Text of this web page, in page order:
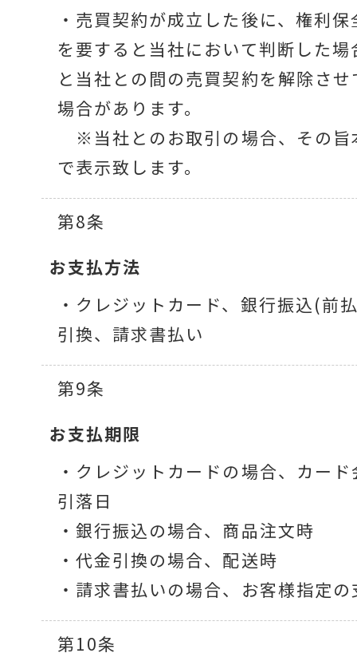
・売買契約が成立した後に、権利
を要すると当社において判断した
と当社との間の売買契約を解除さ
場合があります。
※当社とのお取引の場合、その旨
で表示致します。
第8条
お支払方法
・クレジットカード、銀行振込(前
引換、請求書払い
第9条
お支払期限
・クレジットカードの場合、カー
引落日
・銀行振込の場合、商品注文時
・代金引換の場合、配送時
・請求書払いの場合、お客様指定
第10条